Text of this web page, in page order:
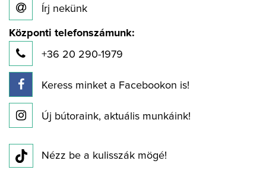
Írj nekünk
Központi telefonszámunk:
+36 20 290-1979
Keress minket a Facebookon is!
Új bútoraink, aktuális munkáink!
Nézz be a kulisszák mögé!